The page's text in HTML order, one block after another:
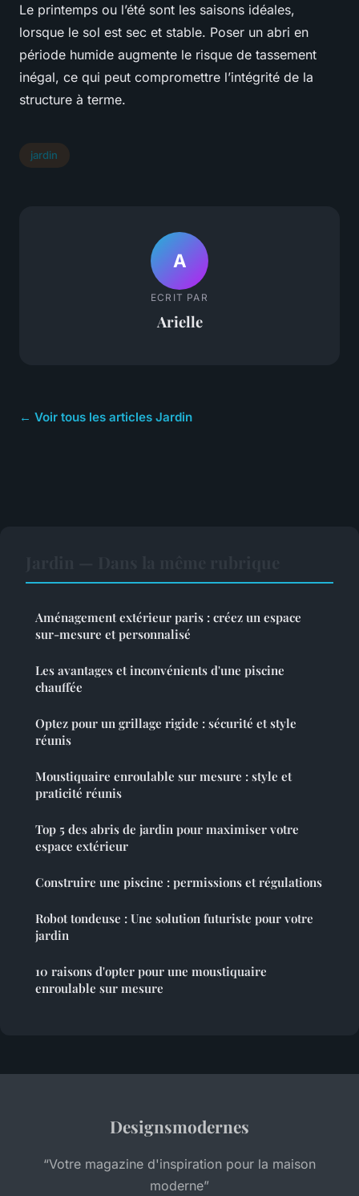
Le printemps ou l’été sont les saisons idéales,
lorsque le sol est sec et stable. Poser un abri en
période humide augmente le risque de tassement
inégal, ce qui peut compromettre l’intégrité de la
structure à terme.
jardin
A
ECRIT PAR
Arielle
← Voir tous les articles Jardin
Aménagement extérieur paris : créez un espace
sur-mesure et personnalisé
Les avantages et inconvénients d'une piscine
chauffée
Optez pour un grillage rigide : sécurité et style
réunis
Moustiquaire enroulable sur mesure : style et
praticité réunis
Top 5 des abris de jardin pour maximiser votre
espace extérieur
Construire une piscine : permissions et régulations
Robot tondeuse : Une solution futuriste pour votre
jardin
10 raisons d'opter pour une moustiquaire
enroulable sur mesure
Designsmodernes
“Votre magazine d'inspiration pour la maison
moderne”